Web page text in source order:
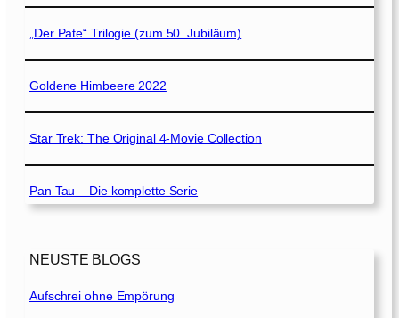
„Der Pate“ Trilogie (zum 50. Jubiläum)
Goldene Himbeere 2022
Star Trek: The Original 4-Movie Collection
Pan Tau – Die komplette Serie
NEUSTE BLOGS
Aufschrei ohne Empörung